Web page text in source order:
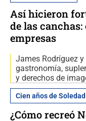
Así hicieron
de las canchas:
empresas
James Rodríguez
gastronomía,
y derechos de
Cien años de Soledad
¿Cómo recreó